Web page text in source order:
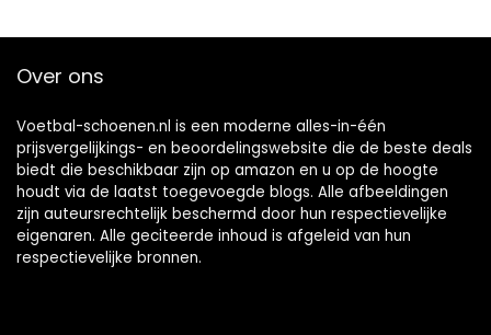
Over ons
Voetbal-schoenen.nl is een moderne alles-in-één
prijsvergelijkings- en beoordelingswebsite die de beste deals
biedt die beschikbaar zijn op amazon en u op de hoogte
houdt via de laatst toegevoegde blogs. Alle afbeeldingen
zijn auteursrechtelijk beschermd door hun respectievelijke
eigenaren. Alle geciteerde inhoud is afgeleid van hun
respectievelijke bronnen.